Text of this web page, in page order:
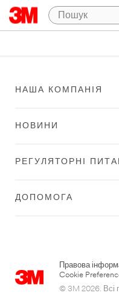
НАША КОМПАНІЯ
НОВИНИ
РЕГУЛЯТОРНІ
ДОПОМОГА
Правова
Cookie
© 3M 2026. Всі